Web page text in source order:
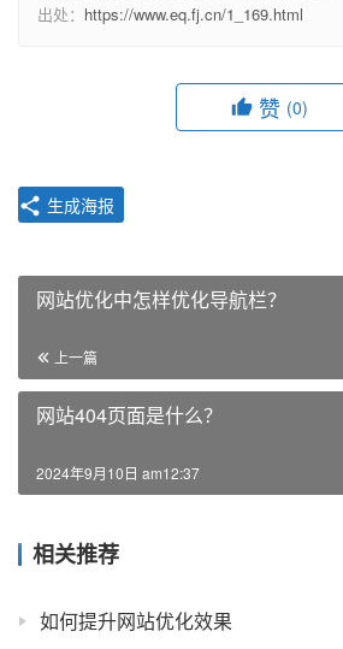
出处： https://www.eq.fj.cn/1_169.html
赞 (0)
生成海报
网站优化中怎样优化导航栏？
上一篇
网站404页面是什么？
2024年9月10日 am12:37
相关推荐
如何提升网站优化效果